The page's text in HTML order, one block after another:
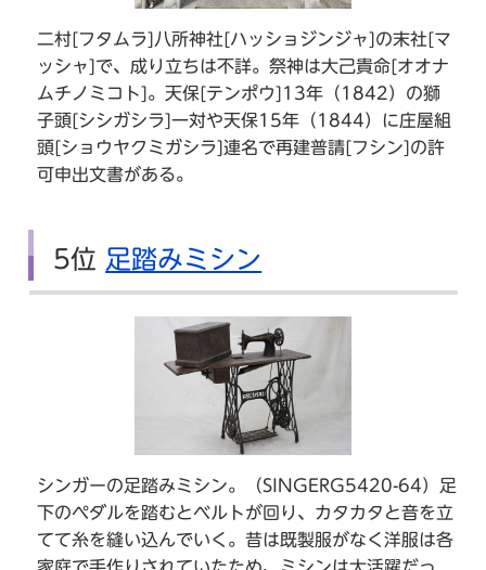
二村[フタムラ]八所神社[ハッショジンジャ]の末社[マ
ッシャ]で、成り立ちは不詳。祭神は大己貴命[オオナ
ムチノミコト]。天保[テンポウ]13年（1842）の獅
子頭[シシガシラ]一対や天保15年（1844）に庄屋組
頭[ショウヤクミガシラ]連名で再建普請[フシン]の許
可申出文書がある。
5位 足踏みミシン
シンガーの足踏みミシン。（SINGERG5420-64）足
下のペダルを踏むとベルトが回り、カタカタと音を立
てて糸を縫い込んでいく。昔は既製服がなく洋服は各